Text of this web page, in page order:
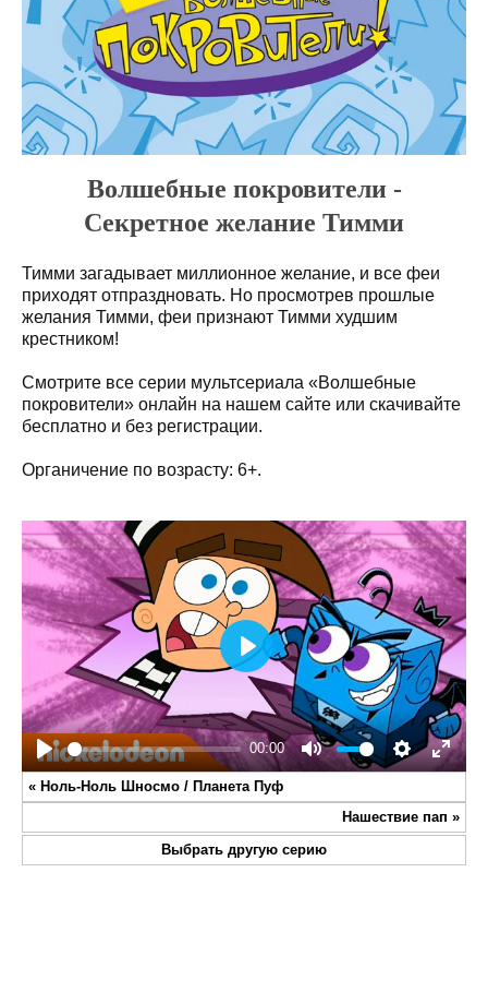
Волшебные покровители -
Секретное желание Тимми
Тимми загадывает миллионное желание, и все феи
приходят отпраздновать. Но просмотрев прошлые
желания Тимми, феи признают Тимми худшим
крестником!
Смотрите все серии мультсериала «Волшебные
покровители» онлайн на нашем сайте или скачивайте
бесплатно и без регистрации.
Органичение по возрасту: 6+.
Play
00:00
Mute Settings
Enter
Play
« Ноль-Ноль Шносмо / Планета Пуф
Нашествие пап »
Выбрать другую серию